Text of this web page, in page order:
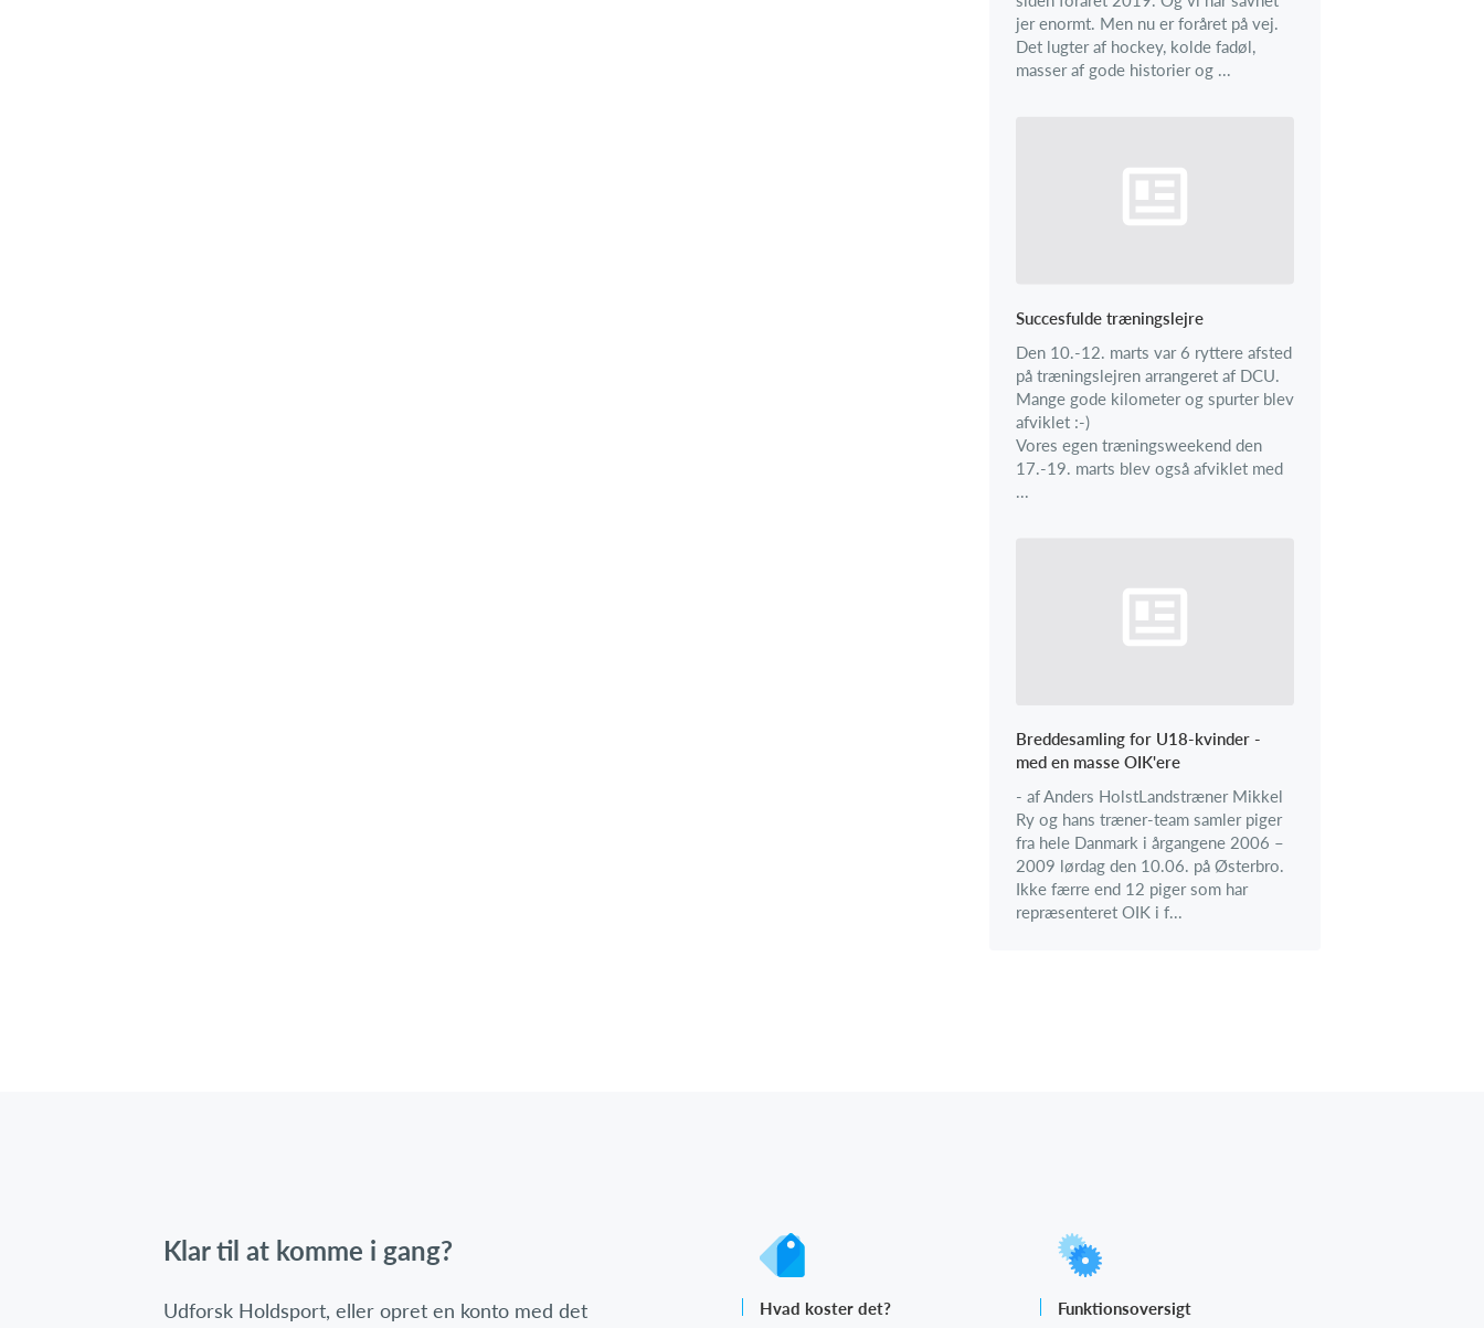
jer enormt. Men nu er foråret på vej.
Det lugter af hockey, kolde fadøl,
masser af gode historier og ...
Succesfulde træningslejre
Den 10.-12. marts var 6 ryttere afsted
på træningslejren arrangeret af DCU.
Mange gode kilometer og spurter blev
afviklet :-)
Vores egen træningsweekend den
17.-19. marts blev også afviklet med
Breddesamling for U18-kvinder -
med en masse OIK'ere
- af Anders HolstLandstræner Mikkel
Ry og hans træner-team samler piger
fra hele Danmark i årgangene 2006 –
2009 lørdag den 10.06. på Østerbro.
Ikke færre end 12 piger som har
repræsenteret OIK i f...
Klar til at komme i gang?
Udforsk Holdsport, eller opret en konto med det
Hvad koster det?
Funktionsoversigt